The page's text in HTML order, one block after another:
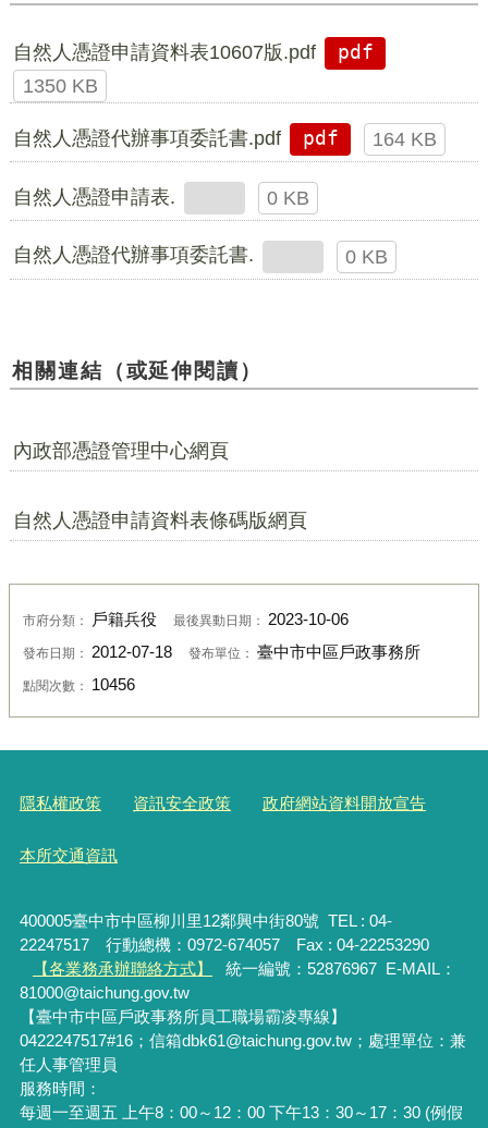
自然人憑證申請資料表10607版.pdf
pdf
1350 KB
自然人憑證代辦事項委託書.pdf pdf 164 KB
自然人憑證申請表. 0 KB
自然人憑證代辦事項委託書. 0 KB
相關連結（或延伸閱讀）
內政部憑證管理中心網頁
自然人憑證申請資料表條碼版網頁
市府分類： 戶籍兵役 最後異動日期： 2023-10-06
發布日期： 2012-07-18 發布單位： 臺中市中區戶政事務所
點閱次數： 10456
隱私權政策 資訊安全政策 政府網站資料開放宣告
本所交通資訊
400005臺中市中區柳川里12鄰興中街80號 TEL : 04-
22247517 行動總機：0972-674057 Fax : 04-22253290
【各業務承辦聯絡方式】
統一編號：52876967 E-MAIL：
81000@taichung.gov.tw
【臺中市中區戶政事務所員工職場霸凌專線】
0422247517#16；信箱dbk61@taichung.gov.tw；處理單位：兼
任人事管理員
服務時間：
每週一至週五 上午8：00～12：00 下午13：30～17：30 (例假